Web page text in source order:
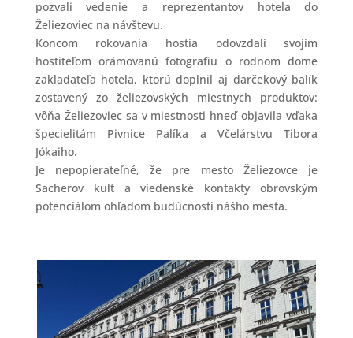
pozvali vedenie a reprezentantov hotela do
Želiezoviec na návštevu.
Koncom rokovania hostia odovzdali svojim
hostiteľom orámovanú fotografiu o rodnom dome
zakladateľa hotela, ktorú doplnil aj darčekový balík
zostavený zo želiezovských miestnych produktov:
vôňa Želiezoviec sa v miestnosti hneď objavila vďaka
špecielitám Pivnice Palíka a Včelárstvu Tibora
Jókaiho.
Je nepopierateľné, že pre mesto Želiezovce je
Sacherov kult a viedenské kontakty obrovským
potenciálom ohľadom budúcnosti nášho mesta.